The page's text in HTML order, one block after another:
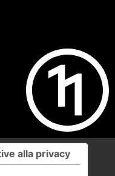
alla privacy